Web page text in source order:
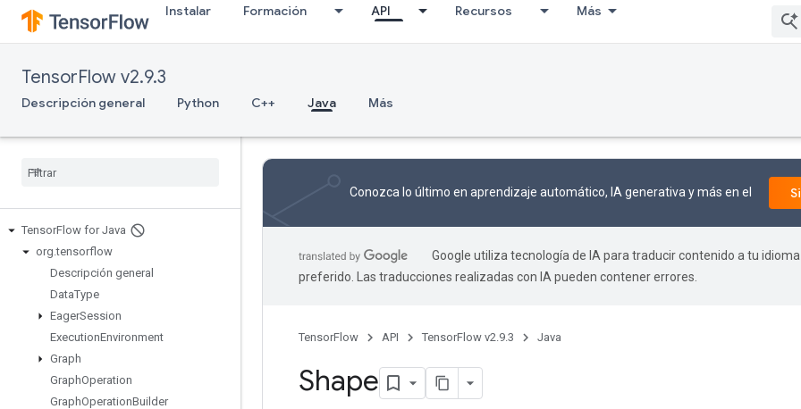
Instalar Formación API Recursos Más
TensorFlow v2.9.3
Descripción general Python C++ Java Más
TensorFlow for Java
org.tensorflow
Descripción general
DataType
EagerSession
ExecutionEnvironment
Graph
GraphOperation
GraphOperationBuilder
Conozca lo último en aprendizaje automático, IA generativa y más en el
Google utiliza tecnología de IA para traducir contenido a tu idioma
preferido. Las traducciones realizadas con IA pueden contener errores.
TensorFlow API TensorFlow v2.9.3 Java
Shape